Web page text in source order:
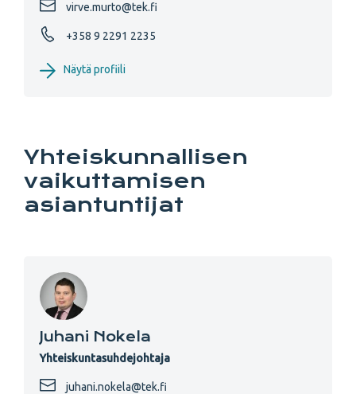
virve.murto@tek.fi
+358 9 2291 2235
Näytä profiili
Yhteiskunnallisen
vaikuttamisen
asiantuntijat
Juhani Nokela
Yhteiskuntasuhdejohtaja
juhani.nokela@tek.fi